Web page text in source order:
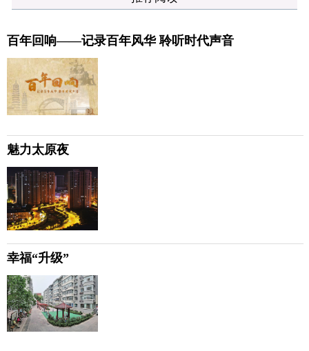
百年回响——记录百年风华 聆听时代声音
魅力太原夜
幸福“升级”